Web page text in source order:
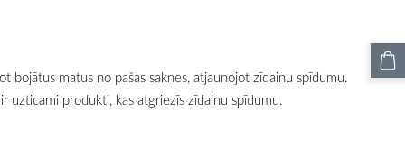
bojātus matus no pašas saknes, atjaunojot zīdainu spīdumu.
uzticami produkti, kas atgriezīs zīdainu spīdumu.